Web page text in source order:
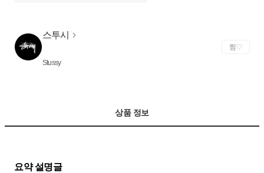
스투시
Stussy
찜
상품 정보
요약 설명글